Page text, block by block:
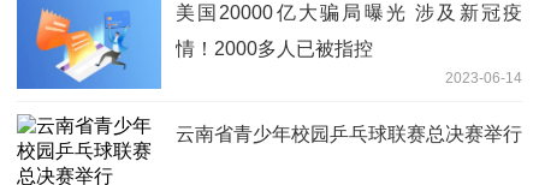
美国20000亿大骗局曝光 涉及新冠疫
情！2000多人已被指控
2023-06-14
云南省青少年校园乒乓球联赛总决赛举行